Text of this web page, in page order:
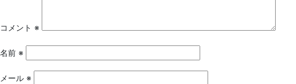
シ
ン
コメント ※
名前 ※
メール ※